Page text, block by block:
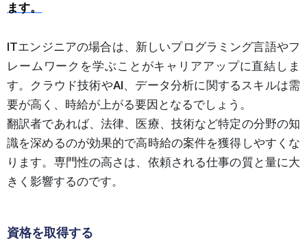
ます。
ITエンジニアの場合は、新しいプログラミング言語やフ
レームワークを学ぶことがキャリアアップに直結しま
す。クラウド技術やAI、データ分析に関するスキルは需
要が高く、時給が上がる要因となるでしょう。
翻訳者であれば、法律、医療、技術など特定の分野の知
識を深めるのが効果的で高時給の案件を獲得しやすくな
ります。専門性の高さは、依頼される仕事の質と量に大
きく影響するのです。
資格を取得する